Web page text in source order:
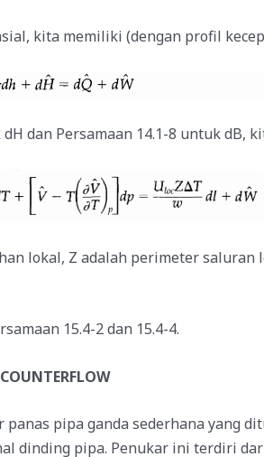
kita memiliki (dengan profil
dan Persamaan 14.1-8 untuk dB,
lokal, Z adalah perimeter
15.4-2 dan 15.4-4.
pipa ganda sederhana yang
dinding pipa. Penukar ini terdiri